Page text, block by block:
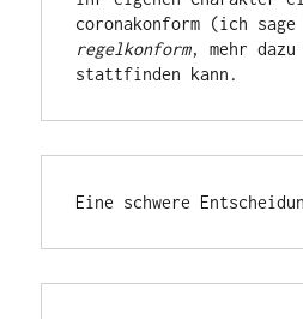
regelkonform, mehr
stattfinden kann.
Eine schwere